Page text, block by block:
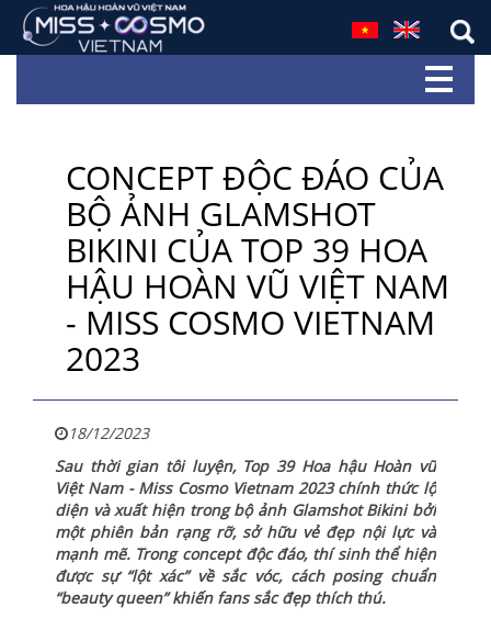
CONCEPT ĐỘC ĐÁO CỦA
BỘ ẢNH GLAMSHOT
BIKINI CỦA TOP 39 HOA
HẬU HOÀN VŨ VIỆT NAM
- MISS COSMO VIETNAM
2023
18/12/2023
Sau thời gian tôi luyện, Top 39 Hoa hậu Hoàn vũ
Việt Nam - Miss Cosmo Vietnam 2023 chính thức lộ
diện và xuất hiện trong bộ ảnh Glamshot Bikini bởi
một phiên bản rạng rỡ, sở hữu vẻ đẹp nội lực và
mạnh mẽ. Trong concept độc đáo, thí sinh thể hiện
được sự “lột xác” về sắc vóc, cách posing chuẩn
“beauty queen” khiến fans sắc đẹp thích thú.